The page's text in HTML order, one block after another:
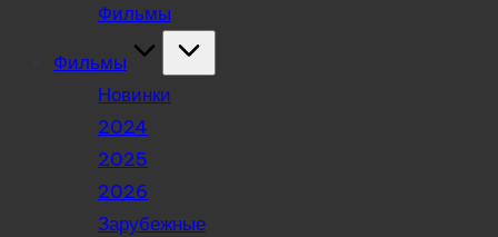
Фильмы
Фильмы
Новинки
2024
2025
2026
Зарубежные